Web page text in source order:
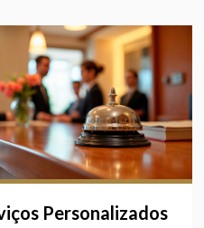
Personalizados